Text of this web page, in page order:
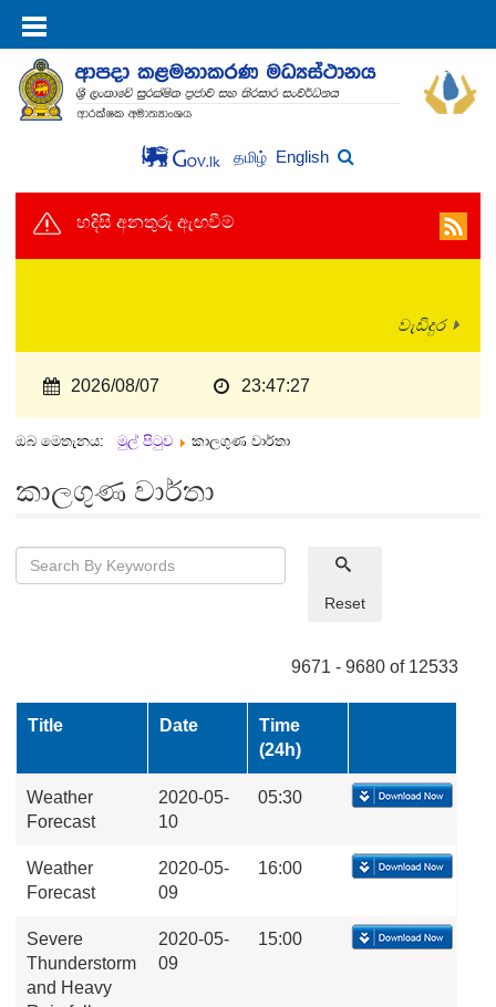
தமிழ் English
හදිසි අනතුරු ඇඟවීම්
වැඩිදුර
2026/08/07 23:47:27
ඔබ මෙතැනය: මුල් පිටුව කාලගුණ වාර්තා
කාලගුණ වාර්තා
Reset
9671 - 9680 of 12533
Title Date
Time
(24h)
Weather
Forecast
2020-05-
10
05:30
Weather
Forecast
2020-05-
09
16:00
Severe
Thunderstorm
and Heavy
2020-05-
09
15:00